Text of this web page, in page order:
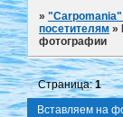
»"Carpomania"
посетителям »
фотографии
Вставляем на
Страница:1